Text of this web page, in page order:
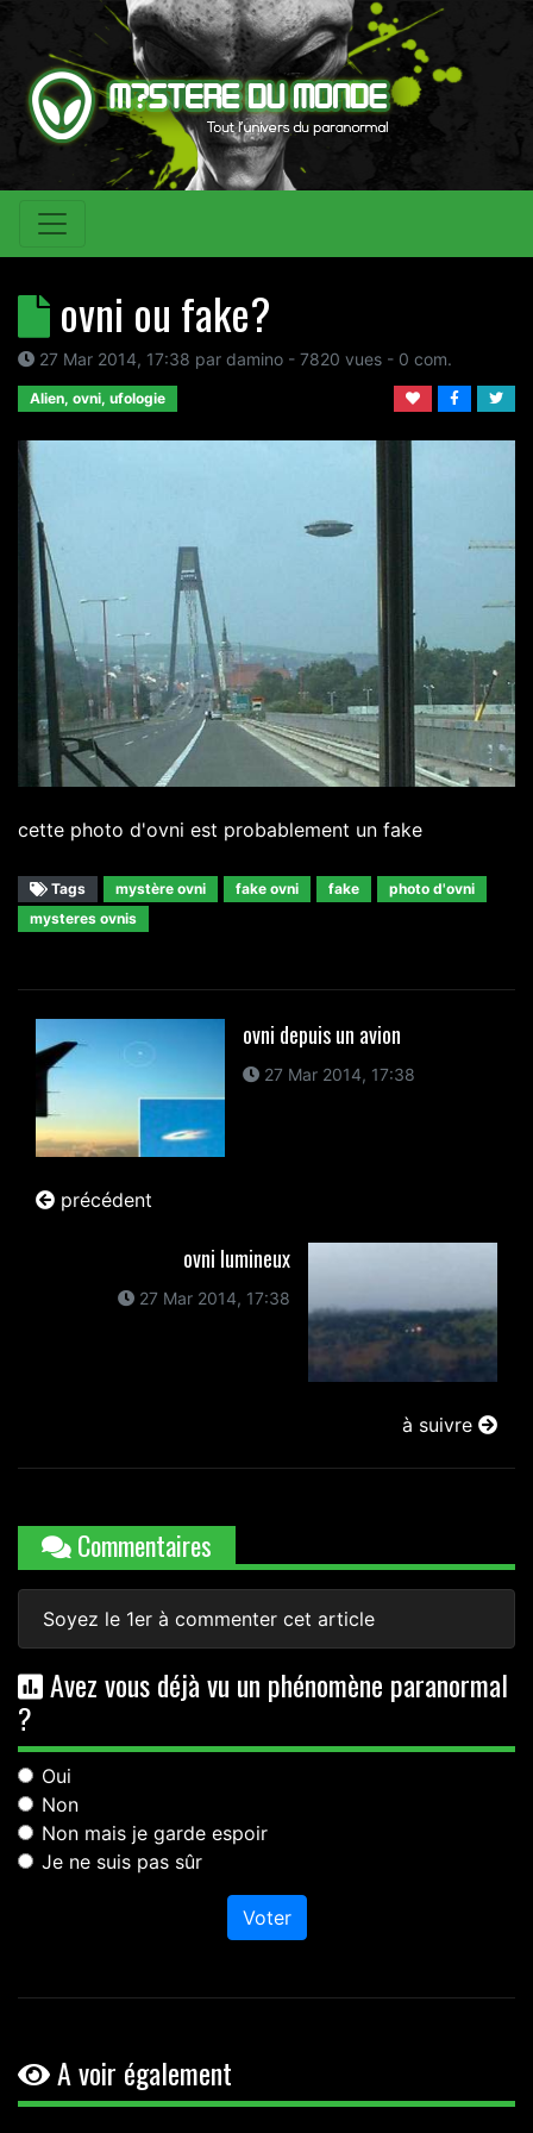
ovni ou fake?
27 Mar 2014, 17:38 par damino - 7820 vues - 0 com.
Alien, ovni, ufologie
cette photo d'ovni est probablement un fake
Tags mystère ovni fake ovni fake
photo d'ovni
mysteres ovnis
ovni depuis un avion
27 Mar 2014, 17:38
précédent
ovni lumineux
27 Mar 2014, 17:38
à suivre
Commentaires
Soyez le 1er à commenter cet article
Avez vous déjà vu un phénomène paranormal
?
Oui
Non
Non mais je garde espoir
Je ne suis pas sûr
Voter
A voir également